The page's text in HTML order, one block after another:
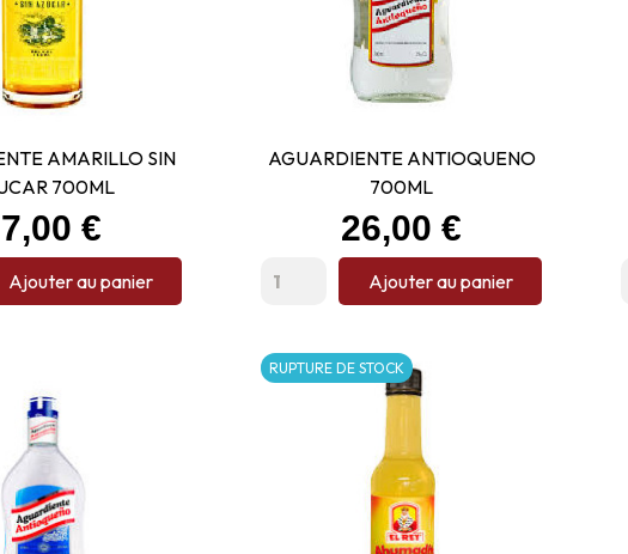
AMARILLO SIN
700ML
€
Ajouter au panier
AGUARDIENTE ANTIOQUENO
700ML
Prix
26,00 €
Ajouter au panier
RUPTURE DE STOCK